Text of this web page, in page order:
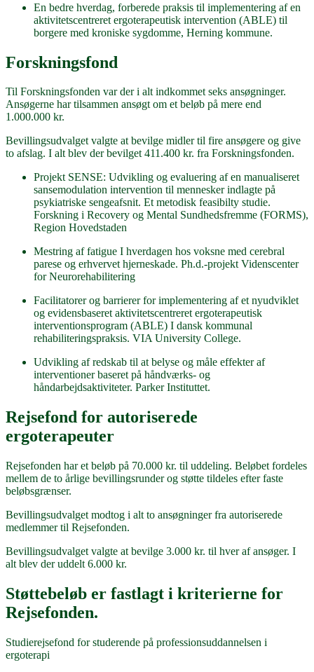
En bedre hverdag, forberede praksis til implementering af en
aktivitetscentreret ergoterapeutisk intervention (ABLE) til
borgere med kroniske sygdomme, Herning kommune.
Forskningsfond
Til Forskningsfonden var der i alt indkommet seks ansøgninger.
Ansøgerne har tilsammen ansøgt om et beløb på mere end
1.000.000 kr.
Bevillingsudvalget valgte at bevilge midler til fire ansøgere og give
to afslag. I alt blev der bevilget 411.400 kr. fra Forskningsfonden.
Projekt SENSE: Udvikling og evaluering af en manualiseret
sansemodulation intervention til mennesker indlagte på
psykiatriske sengeafsnit. Et metodisk feasibilty studie.
Forskning i Recovery og Mental Sundhedsfremme (FORMS),
Region Hovedstaden
Mestring af fatigue I hverdagen hos voksne med cerebral
parese og erhvervet hjerneskade. Ph.d.-projekt Videnscenter
for Neurorehabilitering
Facilitatorer og barrierer for implementering af et nyudviklet
og evidensbaseret aktivitetscentreret ergoterapeutisk
interventionsprogram (ABLE) I dansk kommunal
rehabiliteringspraksis. VIA University College.
Udvikling af redskab til at belyse og måle effekter af
interventioner baseret på håndværks- og
håndarbejdsaktiviteter. Parker Instituttet.
Rejsefond for autoriserede
ergoterapeuter
Rejsefonden har et beløb på 70.000 kr. til uddeling. Beløbet fordeles
mellem de to årlige bevillingsrunder og støtte tildeles efter faste
beløbsgrænser.
Bevillingsudvalget modtog i alt to ansøgninger fra autoriserede
medlemmer til Rejsefonden.
Bevillingsudvalget valgte at bevilge 3.000 kr. til hver af ansøger. I
alt blev der uddelt 6.000 kr.
Støttebeløb er fastlagt i kriterierne for
Rejsefonden.
Studierejsefond for studerende på professionsuddannelsen i
ergoterapi